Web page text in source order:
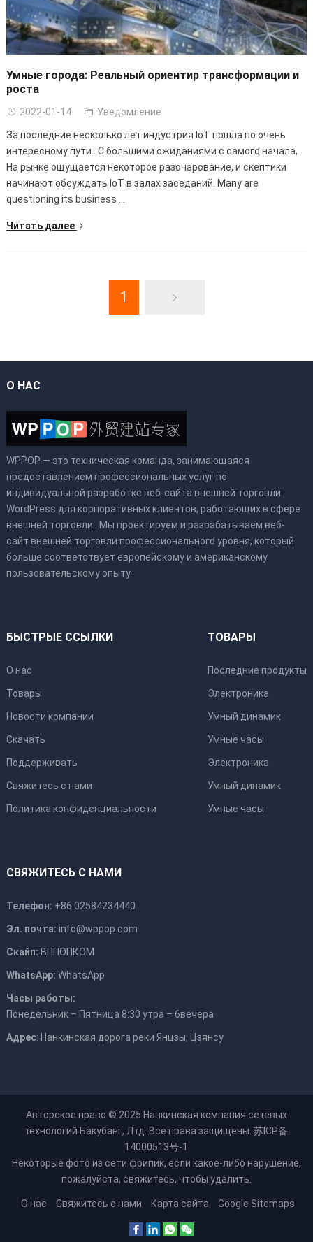
Умные города: Реальный ориентир трансформации и
роста
2022-01-14 Уведомление
За последние несколько лет индустрия IoT пошла по очень
интересному пути.. С большими ожиданиями с самого начала,
На рынке ощущается некоторое разочарование, и скептики
начинают обсуждать IoT в залах заседаний. Many are
questioning its business
Читать далее
1
О НАС
WPPOP — это техническая команда, занимающаяся
предоставлением профессиональных услуг по
индивидуальной разработке веб-сайта внешней торговли
WordPress для корпоративных клиентов, работающих в сфере
внешней торговли.. Мы проектируем и разрабатываем веб-
сайт внешней торговли профессионального уровня, который
больше соответствует европейскому и американскому
пользовательскому опыту..
БЫСТРЫЕ ССЫЛКИ
О нас
Товары
Новости компании
Скачать
Поддерживать
Свяжитесь с нами
Политика конфиденциальности
ТОВАРЫ
Последние продукты
Электроника
Умный динамик
Умные часы
Электроника
Умный динамик
Умные часы
СВЯЖИТЕСЬ С НАМИ
Телефон: +86 02584234440
Эл. почта: info@wppop.com
Скайп: ВППОПКОМ
WhatsApp: WhatsApp
Часы работы:
Понедельник – Пятница 8:30 утра – 6вечера
Адрес: Нанкинская дорога реки Янцзы, Цзянсу
Авторское право © 2025 Нанкинская компания сетевых
технологий Бакубанг, Лтд.
Все права защищены.苏ICP备
14000513号-1
Некоторые фото из сети фрипик, если какое-либо нарушение,
пожалуйста, свяжитесь, чтобы удалить.
О нас Свяжитесь с нами Карта сайта Google Sitemaps